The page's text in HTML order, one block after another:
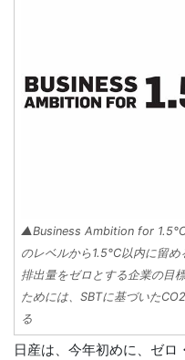
▲Business Ambition for
のレベルから1.5°C以内に留
排出量をゼロとする企業の目
ためには、SBTに基づいた
る
日産は、今年初めに、ゼロ